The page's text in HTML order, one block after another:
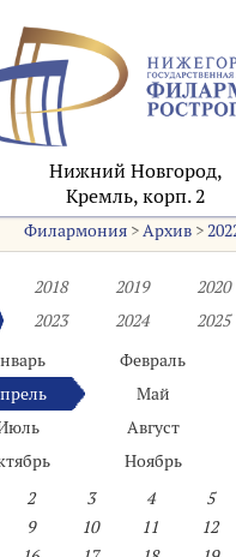
Нижний Новгород,
Кремль, корп. 2
Филармония>Архив>
2018 2019 2020
2023 2024 2025
Февраль
Май
Август
Ноябрь
2 3 4 5
9 10 11 12